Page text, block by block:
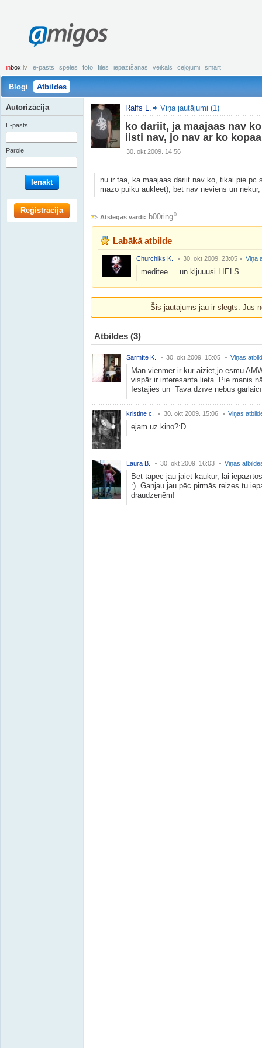
amigos
inbox .lv e-pasts spēles foto files iepazīšanās veikals ceļojumi smart
Blogi Atbildes
Ralfs L. Viņa jautājumi (1)
ko dariit, ja maajaas nav
iisti nav, jo nav ar ko
30. okt 2009. 14:56
nu ir taa, ka maajaas dariit nav ko, tikai pie pc
mazo puiku aukleet), bet nav neviens un
Atslegas vārdi: b00ring0
Labākā atbilde
Churchiks K. 30. okt 2009. 23:05 Viņa
meditee.....un kljuuusi LIELS
Šis jautājums jau ir slēgts. Jūs
Atbildes (3)
Sarmīte K. 30. okt 2009. 15:05 Viņas
Man vienmēr ir kur aiziet,jo esmu
vispār ir interesanta lieta. Pie manis
Iestājies un Tava dzīve nebūs
kristine c. 30. okt 2009. 15:06 Viņas
ejam uz kino?:D
Laura B. 30. okt 2009. 16:03 Viņas
Bet tāpēc jau jāiet kaukur, lai
:) Ganjau jau pēc pirmās reizes tu
draudzenēm!
Autorizācija
E-pasts
Parole
Ienākt
Reģistrācija